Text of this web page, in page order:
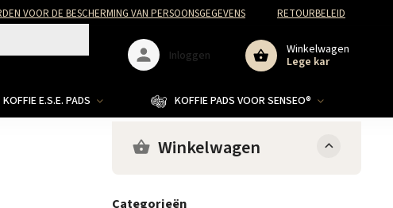
VOOR DE BESCHERMING VAN PERSOONSGEGEVENS RETOURBELEID
Winkelwagen
Lege kar
Inloggen
KOFFIE E.S.E. PADS KOFFIE PADS VOOR SENSEO®
Winkelwagen
Categorieën